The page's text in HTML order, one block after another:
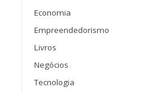
Economia
Empreendedorismo
Livros
Negócios
Tecnologia